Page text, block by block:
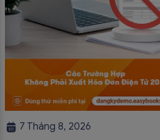
7 Tháng 8, 2026